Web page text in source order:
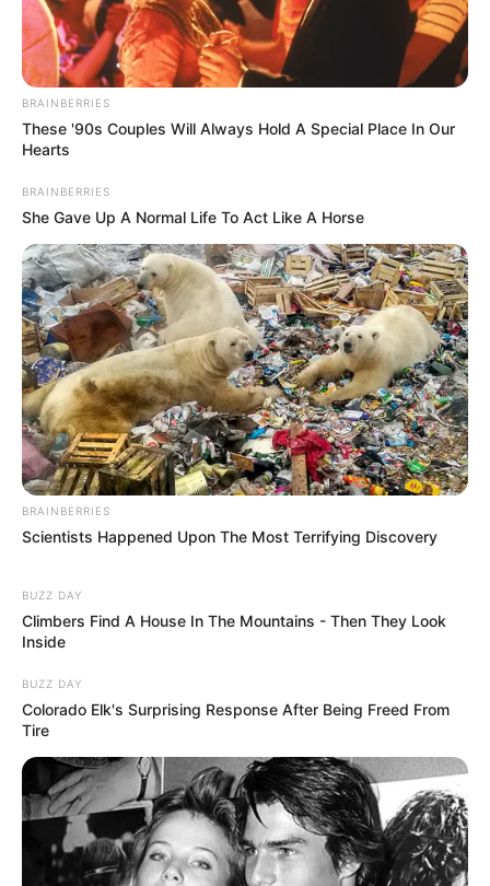
BRAINBERRIES
These '90s Couples Will Always Hold A Special Place In Our
Hearts
BRAINBERRIES
She Gave Up A Normal Life To Act Like A Horse
BRAINBERRIES
Scientists Happened Upon The Most Terrifying Discovery
BUZZ DAY
Climbers Find A House In The Mountains - Then They Look
Inside
BUZZ DAY
Colorado Elk's Surprising Response After Being Freed From
Tire